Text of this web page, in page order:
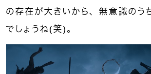
の存在が大きいから、無意識のう
でしょうね(笑)。